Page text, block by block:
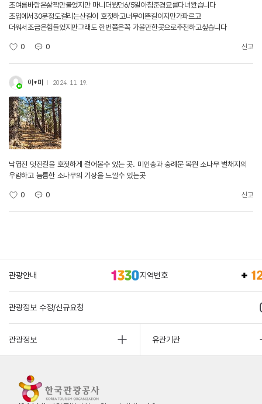
초여름바람은살짝만불었지만 마니더웠던6/5일아침준경묘를다녀왔습니다
초입에서30분정도걸리는산길이 호젓하고너무이쁜길이지만가파르고
더워서조금은힘들었지만그래도 한번쯤은꼭 가볼만한곳으로추천하고싶습니다
0 0 신고
이*미 2024. 11. 19.
낙엽진 멋진길을 호젓하게 걸어볼수 있는 곳. 미인송과 숭례문 복원 소나무 벌채지의
우람하고 늠름한 소나무의 기상을 느낄수 있는곳
0 0 신고
관광안내 지역번호
관광정보 수정/신규요청
관광정보 유관기관